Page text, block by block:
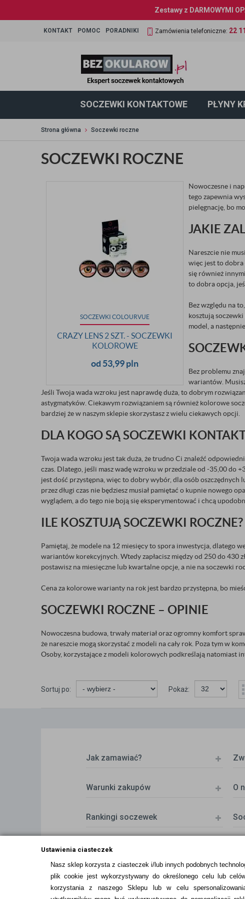
Ustawienia ciasteczek
Nasz sklep korzysta z ciasteczek i/lub innych podobnych
plik cookie jest wykorzystywany do określonego celu lub
korzystania z naszego Sklepu lub w celu
Zestawy z DARMOWYMI
KONTAKT POMOC PORADNIKI Zamówienia telefoniczne: 22
SOCZEWKI KONTAKTOWE PŁYNY
Strona główna Soczewki roczne
SOCZEWKI ROCZNE
SOCZEWKI COLOURVUE
CRAZY LENS 2 SZT. - SOCZEWKI
KOLOROWE
od 53,99 pln
Nowoczesne i
tego zapewnia
pielęgnację, bo
JAKIE
Nareszcie nie
więc jest to dobra
się również
to dobra opcja,
Bez względu na
kosztują
model, a
Bez problemu
wariantów.
Jeśli Twoja wada wzroku jest naprawdę duża, to dobrym
astygmatyków. Ciekawym rozwiązaniem są również kolorowe
bardziej że w naszym sklepie skorzystasz z wielu ciekawych opcji.
DLA KOGO SĄ SOCZEWKI
Twoja wada wzroku jest tak duża, że trudno Ci znaleźć
czas. Dlatego, jeśli masz wadę wzroku w przedziale od -35,00 do
jest dość przystępna, więc to dobry wybór, dla osób
przez długi czas nie będziesz musiał pamiętać o kupnie nowego
wyglądem, a do tego nie boją się eksperymentować i chcą
ILE KOSZTUJĄ SOCZEWKI ROCZNE?
Pamiętaj, że modele na 12 miesięcy to spora inwestycja, dlatego
wariantów korekcyjnych. Wtedy zapłacisz między od 250 do 430
postawisz na miesięczne lub kwartalne opcje, a nie na soczewki
Cena za kolorowe warianty na rok jest bardzo przystępna, bo
SOCZEWKI ROCZNE – OPINIE
Nowoczesna budowa, trwały materiał oraz ogromny komfort
że nareszcie mogą skorzystać z modeli na cały rok. Poza tym w
Osoby, korzystające z modeli kolorowych podkreślają natomiast
Sortuj po: Pokaż:
Jak zamawiać?
Warunki zakupów O
Rankingi soczewek
Zwrot (odstąpienie od umowy)
ZMIEŃ USTAWIENIA ZGODY NA CIASTECZKA